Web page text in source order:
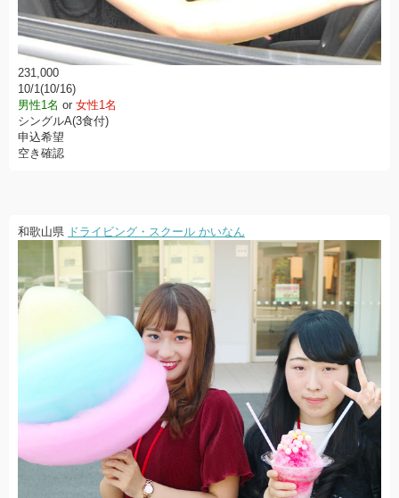
231,000
10/1(10/16)
男性1名 or 女性1名
シングルA(3食付)
申込希望
空き確認
和歌山県 ドライビング・スクール かいなん